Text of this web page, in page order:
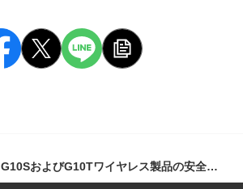
Line 6 Relay G10、G10SおよびG10Tワイヤレス製品の安全性に関する重要なお知らせ